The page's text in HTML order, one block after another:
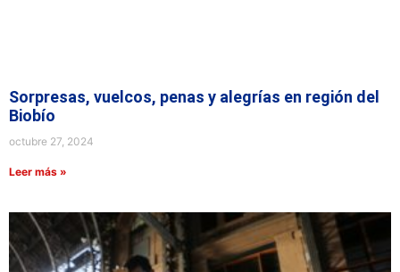
Sorpresas, vuelcos, penas y alegrías en región del
Biobío
octubre 27, 2024
Leer más »